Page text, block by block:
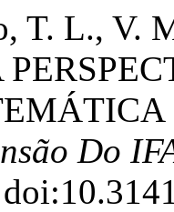
T. L., V.
Do